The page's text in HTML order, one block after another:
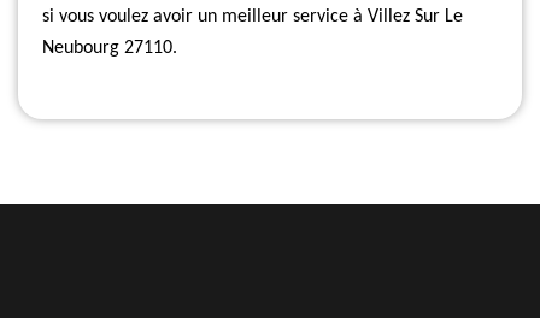
si vous voulez avoir un meilleur service à Villez Sur Le
Neubourg 27110.